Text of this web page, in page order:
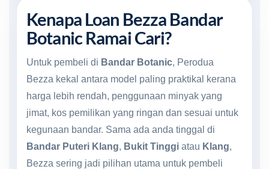
Kenapa Loan Bezza Bandar
Botanic Ramai Cari?
Untuk pembeli di Bandar Botanic, Perodua
Bezza kekal antara model paling praktikal kerana
harga lebih rendah, penggunaan minyak yang
jimat, kos pemilikan yang ringan dan sesuai untuk
kegunaan bandar. Sama ada anda tinggal di
Bandar Puteri Klang, Bukit Tinggi atau Klang,
Bezza sering jadi pilihan utama untuk pembeli